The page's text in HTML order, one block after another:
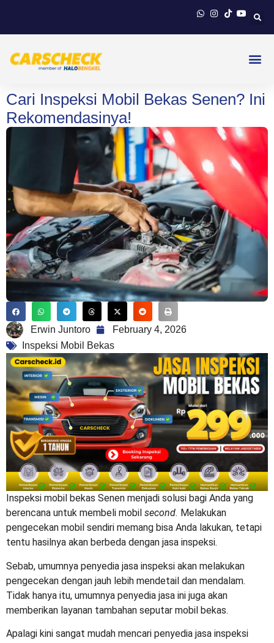
Cari Inspeksi Mobil Bekas Senen? Ini
Rekomendasinya!
Erwin Juntoro
February 4, 2026
Inspeksi Mobil Bekas
Inspeksi mobil bekas Senen menjadi solusi bagi Anda yang
berencana untuk membeli mobil second. Melakukan
pengecekan mobil sendiri memang bisa Anda lakukan, tetapi
tentu hasilnya akan berbeda dengan jasa inspeksi.
Sebab, umumnya penyedia jasa inspeksi akan melakukan
pengecekan dengan jauh lebih mendetail dan mendalam.
Tidak hanya itu, umumnya penyedia jasa ini juga akan
memberikan layanan tambahan seputar mobil bekas.
Apalagi kini sangat mudah mencari penyedia jasa inspeksi